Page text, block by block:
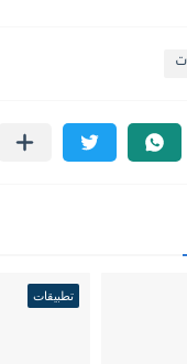
تطبيقات